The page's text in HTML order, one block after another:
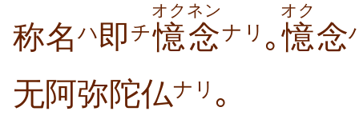
称名 ハ即 チ憶
オク
念
ネン
ナリ ｡ 憶
オク
念
无阿弥陀仏ナリ ｡